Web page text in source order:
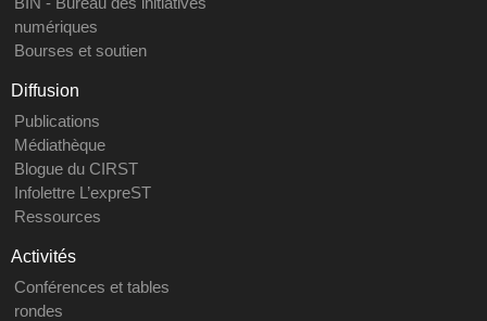
numériques
Bourses et soutien
Diffusion
Publications
Médiathèque
Blogue du CIRST
Infolettre L’expreST
Ressources
Activités
Conférences et tables
rondes